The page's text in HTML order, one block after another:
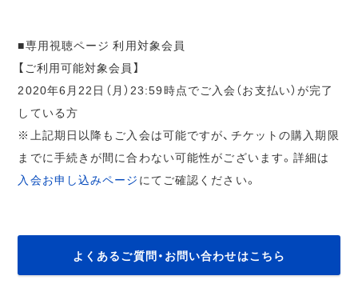
■専用視聴ページ 利用対象会員
【ご利用可能対象会員】
2020年6月22日（月）23:59時点でご入会（お支払い）が完了
している方
※上記期日以降もご入会は可能ですが、チケットの購入期限
までに手続きが間に合わない可能性がございます。詳細は
入会お申し込みページ にてご確認ください。
よくあるご質問・お問い合わせはこちら